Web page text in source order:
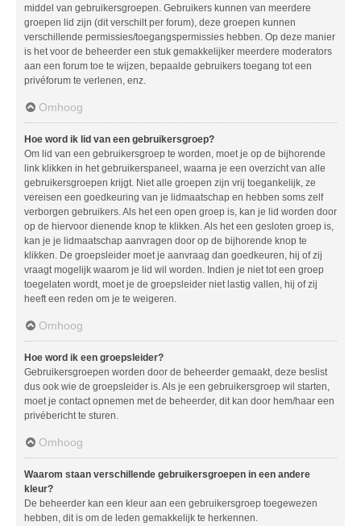
middel van gebruikersgroepen. Gebruikers kunnen van meerdere
groepen lid zijn (dit verschilt per forum), deze groepen kunnen
verschillende permissies/toegangspermissies hebben. Op deze manier
is het voor de beheerder een stuk gemakkelijker meerdere moderators
aan een forum toe te wijzen, bepaalde gebruikers toegang tot een
privéforum te verlenen, enz.
Omhoog
Hoe word ik lid van een gebruikersgroep?
Om lid van een gebruikersgroep te worden, moet je op de bijhorende
link klikken in het gebruikerspaneel, waarna je een overzicht van alle
gebruikersgroepen krijgt. Niet alle groepen zijn vrij toegankelijk, ze
vereisen een goedkeuring van je lidmaatschap en hebben soms zelf
verborgen gebruikers. Als het een open groep is, kan je lid worden door
op de hiervoor dienende knop te klikken. Als het een gesloten groep is,
kan je je lidmaatschap aanvragen door op de bijhorende knop te
klikken. De groepsleider moet je aanvraag dan goedkeuren, hij of zij
vraagt mogelijk waarom je lid wil worden. Indien je niet tot een groep
toegelaten wordt, moet je de groepsleider niet lastig vallen, hij of zij
heeft een reden om je te weigeren.
Omhoog
Hoe word ik een groepsleider?
Gebruikersgroepen worden door de beheerder gemaakt, deze beslist
dus ook wie de groepsleider is. Als je een gebruikersgroep wil starten,
moet je contact opnemen met de beheerder, dit kan door hem/haar een
privébericht te sturen.
Omhoog
Waarom staan verschillende gebruikersgroepen in een andere
kleur?
De beheerder kan een kleur aan een gebruikersgroep toegewezen
hebben, dit is om de leden gemakkelijk te herkennen.